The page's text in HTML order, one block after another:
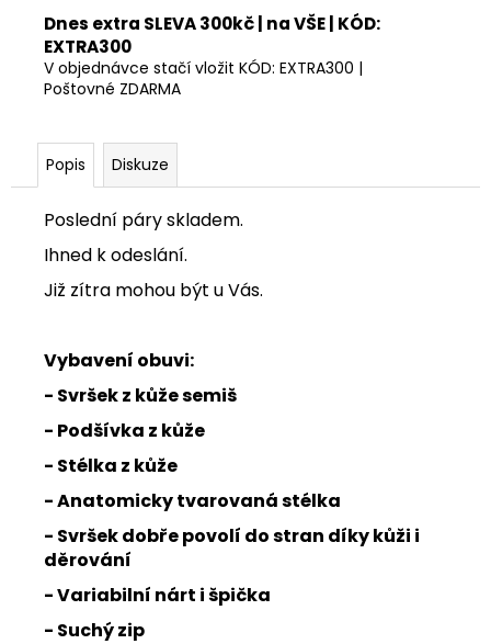
Dnes extra SLEVA 300kč | na VŠE | KÓD:
EXTRA300
V objednávce stačí vložit KÓD: EXTRA300 |
Poštovné ZDARMA
Popis Diskuze
Poslední páry skladem.
Ihned k odeslání.
Již zítra mohou být u Vás.
Vybavení obuvi:
- Svršek z kůže semiš
- Podšívka z kůže
- Stélka z kůže
- Anatomicky tvarovaná stélka
- Svršek dobře povolí do stran díky kůži i
děrování
- Variabilní nárt i špička
- Suchý zip